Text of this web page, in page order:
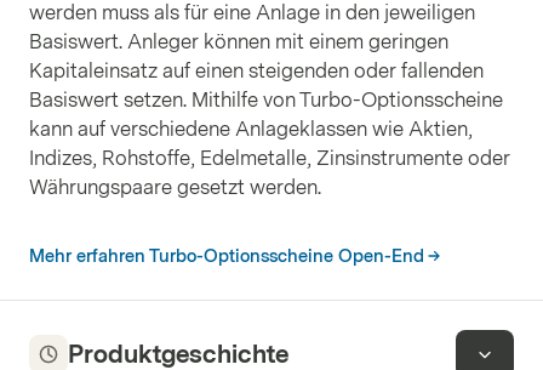
werden muss als für eine Anlage in den jeweiligen
Basiswert. Anleger können mit einem geringen
Kapitaleinsatz auf einen steigenden oder fallenden
Basiswert setzen. Mithilfe von Turbo-Optionsscheine
kann auf verschiedene Anlageklassen wie Aktien,
Indizes, Rohstoffe, Edelmetalle, Zinsinstrumente oder
Währungspaare gesetzt werden.
Mehr erfahren Turbo-Optionsscheine Open-End
Produktgeschichte